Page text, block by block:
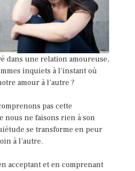
dans une relation amoureuse,
inquiets à l’instant où
amour à l’autre ?
pas cette
nous ne faisons rien à son
se transforme en peur
à l’autre.
acceptant et en comprenant